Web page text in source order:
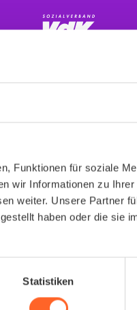
Funktionen für soziale
wir Informationen zu
weiter. Unsere Partner
haben oder die sie
Statistiken
gelöst